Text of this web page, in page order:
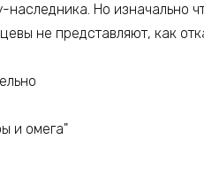
Но изначально
не представляют, как
и омега"